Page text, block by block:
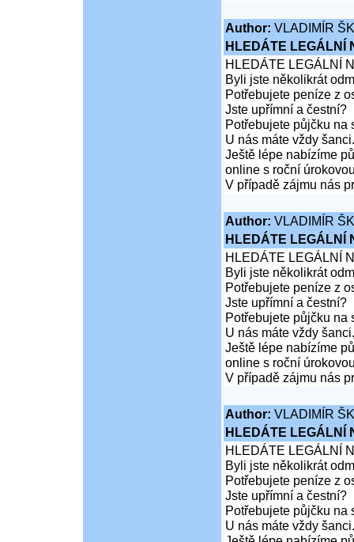
Author: VLADIMÍR
HLEDÁTE LEGÁLNÍ
HLEDÁTE LEGÁLNÍ
Byli jste několikrát
Potřebujete peníze z
Jste upřímní a čestní?
Potřebujete půjčku na
U nás máte vždy šanci.
Ještě lépe nabízíme
online s roční
V případě zájmu nás
Author: VLADIMÍR
HLEDÁTE LEGÁLNÍ
HLEDÁTE LEGÁLNÍ
Byli jste několikrát
Potřebujete peníze z
Jste upřímní a čestní?
Potřebujete půjčku na
U nás máte vždy šanci.
Ještě lépe nabízíme
online s roční
V případě zájmu nás
Author: VLADIMÍR
HLEDÁTE LEGÁLNÍ
HLEDÁTE LEGÁLNÍ
Byli jste několikrát
Potřebujete peníze z
Jste upřímní a čestní?
Potřebujete půjčku na
U nás máte vždy šanci.